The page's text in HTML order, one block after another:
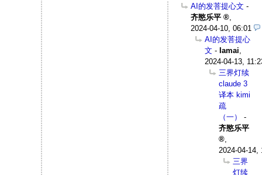
AI的发菩提心文 -
齐愍乐平
2024-04-10, 06:01
AI的发菩提心
文 - Iamai
2024-04-13,
三界灯续
claude 3
译本 kimi
疏
（一）
-
齐愍乐平
2024-04-14,
三界
灯续